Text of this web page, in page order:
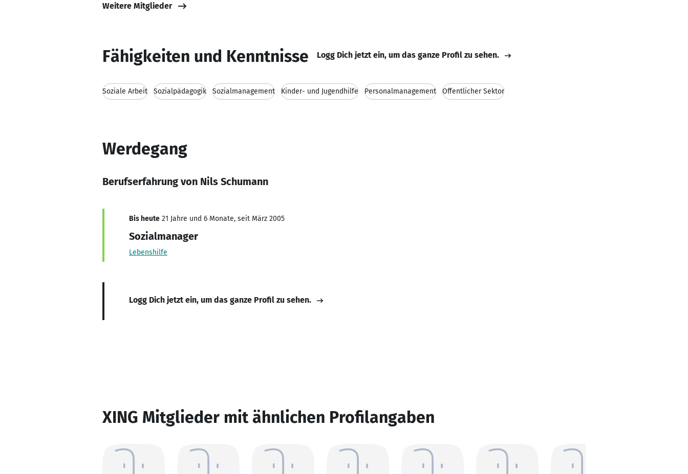
Weitere Mitglieder
Fähigkeiten und Kenntnisse Logg Dich jetzt ein, um das ganze Profil zu sehen.
Soziale Arbeit Sozialpädagogik Sozialmanagement Kinder- und Jugendhilfe Personalmanagement Öffentlicher Sektor
Werdegang
Berufserfahrung von Nils Schumann
Bis heute 21 Jahre und 6 Monate, seit März 2005
Sozialmanager
Lebenshilfe
Logg Dich jetzt ein, um das ganze Profil zu sehen.
XING Mitglieder mit ähnlichen Profilangaben